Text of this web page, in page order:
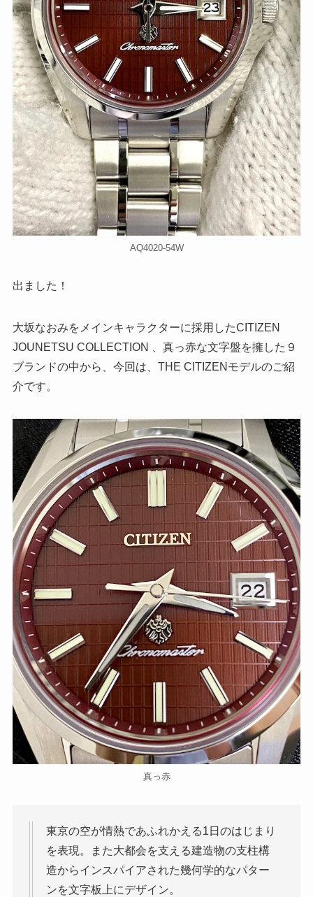
AQ4020-54W
出ました！
大坂なおみをメインキャラクターに採用したCITIZEN
JOUNETSU COLLECTION 、真っ赤な文字盤を擁した９
ブランドの中から、今回は、THE CITIZENモデルのご紹
介です。
真っ赤
東京の空が情熱であふれかえる1日のはじまり
を表現。また大都会を支える建造物の支柱構
造からインスパイアされた幾何学的なパター
ンを文字板上にデザイン。